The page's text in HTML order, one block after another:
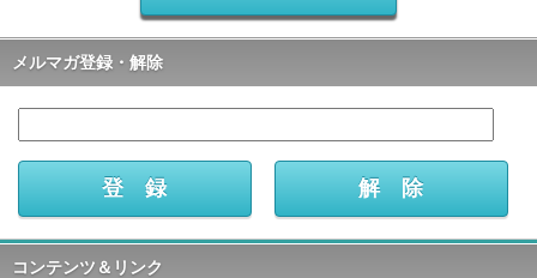
メルマガ登録・解除
コンテンツ＆リンク